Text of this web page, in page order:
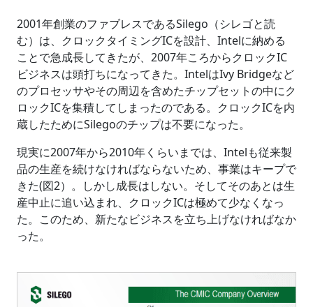
2001年創業のファブレスであるSilego（シレゴと読
む）は、クロックタイミングICを設計、Intelに納める
ことで急成長してきたが、2007年ころからクロックIC
ビジネスは頭打ちになってきた。IntelはIvy Bridgeなど
のプロセッサやその周辺を含めたチップセットの中にク
ロックICを集積してしまったのである。クロックICを内
蔵したためにSilegoのチップは不要になった。
現実に2007年から2010年くらいまでは、Intelも従来製
品の生産を続けなければならないため、事業はキープで
きた(図2）。しかし成長はしない。そしてそのあとは生
産中止に追い込まれ、クロックICは極めて少なくなっ
た。このため、新たなビジネスを立ち上げなければなか
った。